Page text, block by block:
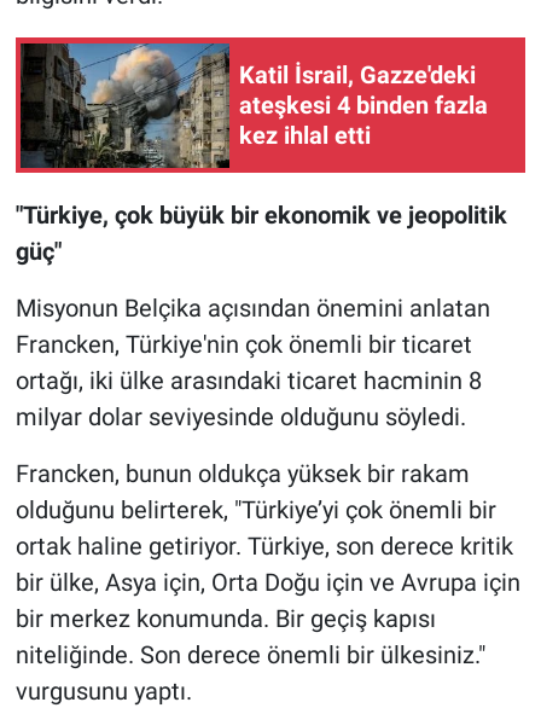
Katil İsrail, Gazze'deki
ateşkesi 4 binden fazla
kez ihlal etti
"Türkiye, çok büyük bir ekonomik ve jeopolitik
güç"
Misyonun Belçika açısından önemini anlatan
Francken, Türkiye'nin çok önemli bir ticaret
ortağı, iki ülke arasındaki ticaret hacminin 8
milyar dolar seviyesinde olduğunu söyledi.
Francken, bunun oldukça yüksek bir rakam
olduğunu belirterek, "Türkiye’yi çok önemli bir
ortak haline getiriyor. Türkiye, son derece kritik
bir ülke, Asya için, Orta Doğu için ve Avrupa için
bir merkez konumunda. Bir geçiş kapısı
niteliğinde. Son derece önemli bir ülkesiniz."
vurgusunu yaptı.